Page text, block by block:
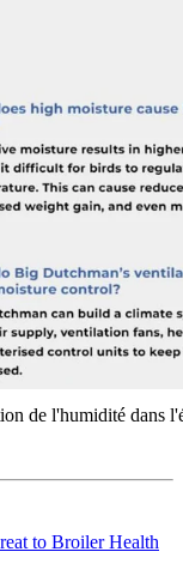
de l'humidité dans
to Broiler Health